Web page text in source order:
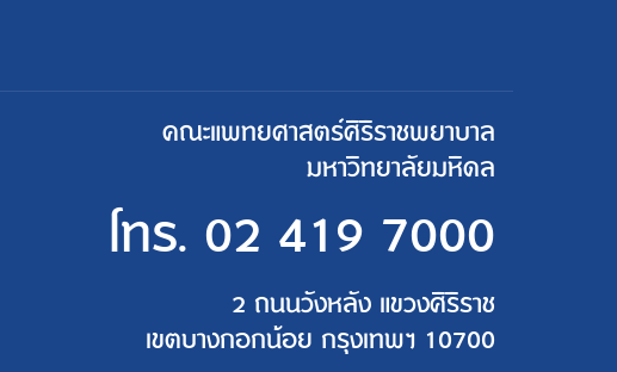
คณะแพทยศาสตร์ศิริราชพยาบาล
มหาวิทยาลัยมหิดล
โทร. 02 419 7000
2 ถนนวังหลัง แขวงศิริราช
เขตบางกอกน้อย กรุงเทพฯ 10700